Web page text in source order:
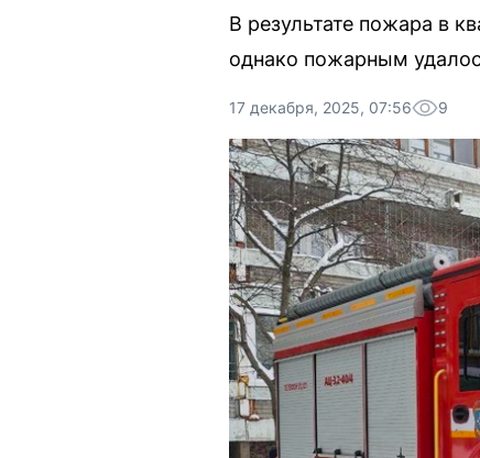
В результате пожара в
однако пожарным
17 декабря, 2025, 07:56 9